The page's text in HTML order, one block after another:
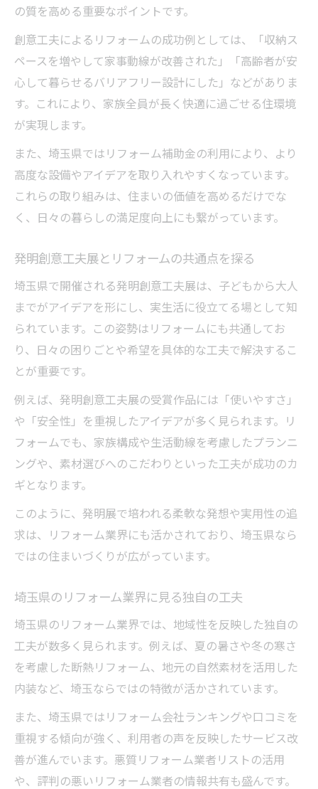
リフォーム補助金申請のポイントを解説
補助金でお得に進めるリフォーム計画
創意工夫を取り入れた補助金活用術
暮らしが変わる埼玉リフォームの新常識
リフォームで実感する暮らしの新常識
創意工夫が生み出す快適な住まい作り
埼玉県リフォーム最新トレンドを解説
新常識となるリフォームの工夫と効果
創意工夫を活かした快適リフォーム事例
の質を高める重要なポイントです。
創意工夫によるリフォームの成功例としては、「収納ス
ペースを増やして家事動線が改善された」「高齢者が安
心して暮らせるバリアフリー設計にした」などがありま
す。これにより、家族全員が長く快適に過ごせる住環境
が実現します。
また、埼玉県ではリフォーム補助金の利用により、より
高度な設備やアイデアを取り入れやすくなっています。
これらの取り組みは、住まいの価値を高めるだけでな
く、日々の暮らしの満足度向上にも繋がっています。
発明創意工夫展とリフォームの共通点を探る
埼玉県で開催される発明創意工夫展は、子どもから大人
までがアイデアを形にし、実生活に役立てる場として知
られています。この姿勢はリフォームにも共通してお
り、日々の困りごとや希望を具体的な工夫で解決するこ
とが重要です。
例えば、発明創意工夫展の受賞作品には「使いやすさ」
や「安全性」を重視したアイデアが多く見られます。リ
フォームでも、家族構成や生活動線を考慮したプランニ
ングや、素材選びへのこだわりといった工夫が成功のカ
ギとなります。
このように、発明展で培われる柔軟な発想や実用性の追
求は、リフォーム業界にも活かされており、埼玉県なら
ではの住まいづくりが広がっています。
埼玉県のリフォーム業界に見る独自の工夫
埼玉県のリフォーム業界では、地域性を反映した独自の
工夫が数多く見られます。例えば、夏の暑さや冬の寒さ
を考慮した断熱リフォーム、地元の自然素材を活用した
内装など、埼玉ならではの特徴が活かされています。
また、埼玉県ではリフォーム会社ランキングや口コミを
重視する傾向が強く、利用者の声を反映したサービス改
善が進んでいます。悪質リフォーム業者リストの活用
や、評判の悪いリフォーム業者の情報共有も盛んです。